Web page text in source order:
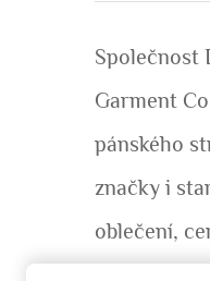
Společnost
Garment
pánského
značky i
oblečení,